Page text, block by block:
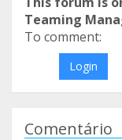
Teaming
To comment:
Login
Comentário